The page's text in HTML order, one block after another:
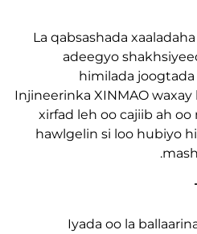
La qabsashada
adeegyo
himilada
Injineerinka
xirfad leh oo
hawlgelin si loo
Iyada oo la